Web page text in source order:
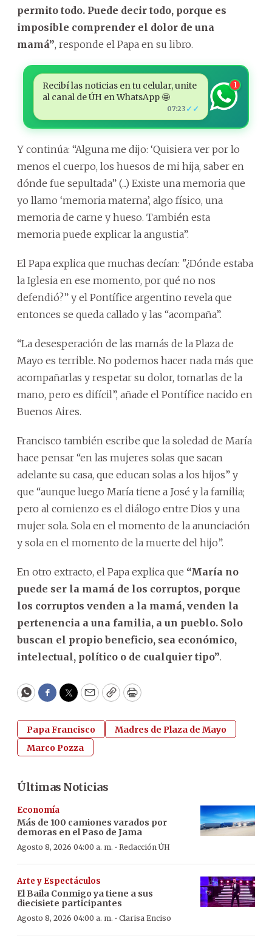
permito todo. Puede decir todo, porque es
imposible comprender el dolor de una
mamá”, responde el Papa en su libro.
Recibí las noticias en tu celular, unite
al canal de ÚH en WhatsApp 🤩
07:23 ✓✓
1
Y continúa: “Alguna me dijo: ‘Quisiera ver por lo
menos el cuerpo, los huesos de mi hija, saber en
dónde fue sepultada” (...) Existe una memoria que
yo llamo ‘memoria materna’, algo físico, una
memoria de carne y hueso. También esta
memoria puede explicar la angustia”.
El Papa explica que muchas decían: "¿Dónde estaba
la Iglesia en ese momento, por qué no nos
defendió?” y el Pontífice argentino revela que
entonces se queda callado y las “acompaña”.
“La desesperación de las mamás de la Plaza de
Mayo es terrible. No podemos hacer nada más que
acompañarlas y respetar su dolor, tomarlas de la
mano, pero es difícil”, añade el Pontífice nacido en
Buenos Aires.
Francisco también escribe que la soledad de María
hace pensar “en las mujeres solas que sacan
adelante su casa, que educan solas a los hijos” y
que “aunque luego María tiene a José y la familia;
pero al comienzo es el diálogo entre Dios y una
mujer sola. Sola en el momento de la anunciación
y sola en el momento de la muerte del hijo”.
En otro extracto, el Papa explica que “María no
puede ser la mamá de los corruptos, porque
los corruptos venden a la mamá, venden la
pertenencia a una familia, a un pueblo. Solo
buscan el propio beneficio, sea económico,
intelectual, político o de cualquier tipo”.
WhatsApp
Facebook
Twitter
EmailCopyPrint
Papa Francisco
Madres de Plaza de Mayo
Marco Pozza
Últimas Noticias
Economía
Más de 100 camiones varados por
demoras en el Paso de Jama
Agosto 8, 2026 04:00 a. m. · Redacción ÚH
Arte y Espectáculos
El Baila Conmigo ya tiene a sus
diecisiete participantes
Agosto 8, 2026 04:00 a. m. · Clarisa Enciso